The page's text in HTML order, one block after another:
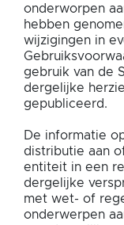
onderworpen
hebben
wijzigingen in
gebruik van de
dergelijke
gepubliceerd.
De informatie
distributie aan
entiteit in een
dergelijke
met wet- of
onderwerpen